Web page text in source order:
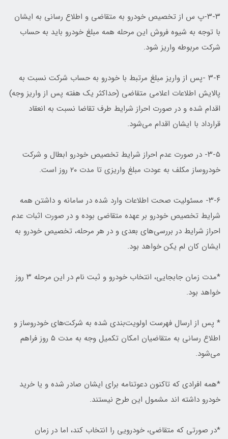
۳-۳-پ س از تخصیص خودرو به متقاضی و اطلاع رسانی به ایشان
با توجه به شیوه فروش این مرحله همه مبلغ خودرو باید به حساب
شرکت مربوطه واریز شود.
۳-۴ -پس از واریز مبلغ مرتبط با خودرو به حساب شرکت نسبت به
پالایش اطلاعات اعلامی متقاضی (حداکثر یک هفته پس از واریز وجه)
اقدام شده و در صورت احراز شرایط طرف تقاضا نسبت به انعقاد
قرارداد با ایشان اقدام می‌شود.
۳-۵- در صورت عدم احراز شرایط تخصیص خودرو ابطال و شرکت
خودروساز مکلف به عودت مبلغ واریزی تا مدت ۲۰ روز است.
۳-۶- مسئولیت صحت اطلاعات وارد شده در سامانه و داشتن همه
شرایط تخصیص خودرو بر عهده متقاضی بوده و در صورت اثبات عدم
احراز شرایط در بررسی‌های بعدی و در هر مرحله، تخصیص خودرو به
ایشان کان لم یکن خواهد بود.
*مدت زمان جابجایی، انتخاب خودرو و ثبت نام در این مرحله ۳ روز
خواهد بود.
* پس از ارسال فهرست اولویت‌بندی شده به شرکت‌های خودروساز و
اطلاع رسانی به متقاضیان امکان تکمیل وجه به مدت ۵ روز فراهم
می‌شود.
*همه افرادی که تاکنون دعوتنامه برای ایشان صادر شده و یا خرید
خودرو داشته اند مشمول این طرح نیستند.
*در صورتی که متقاضی، خودرویی را انتخاب کند، اما در زمان